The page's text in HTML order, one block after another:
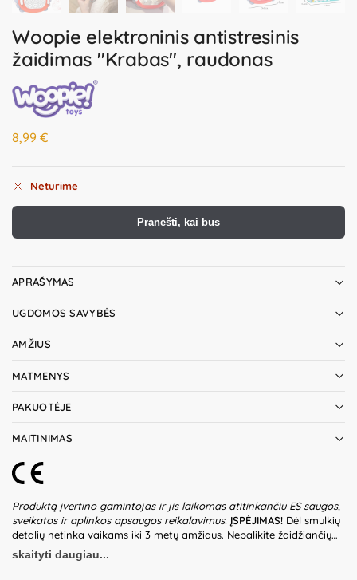
Woopie elektroninis antistresinis
žaidimas "Krabas", raudonas
8,99 €
Neturime
Pranešti, kai bus
APRAŠYMAS
UGDOMOS SAVYBĖS
AMŽIUS
MATMENYS
PAKUOTĖJE
MAITINIMAS
Produktą įvertino gamintojas ir jis laikomas atitinkančiu ES saugos,
sveikatos ir aplinkos apsaugos reikalavimus. ĮSPĖJIMAS! Dėl smulkių
detalių netinka vaikams iki 3 metų amžiaus. Nepalikite žaidžiančių
vaikų be suaugusiųjų priežiūros. Prieš naudodami žaislą patikrinkite
žaislo ir jo detalių būklę. Nenaudokite žaislo, jeigu kuri nors iš dalių
skaityti daugiau...